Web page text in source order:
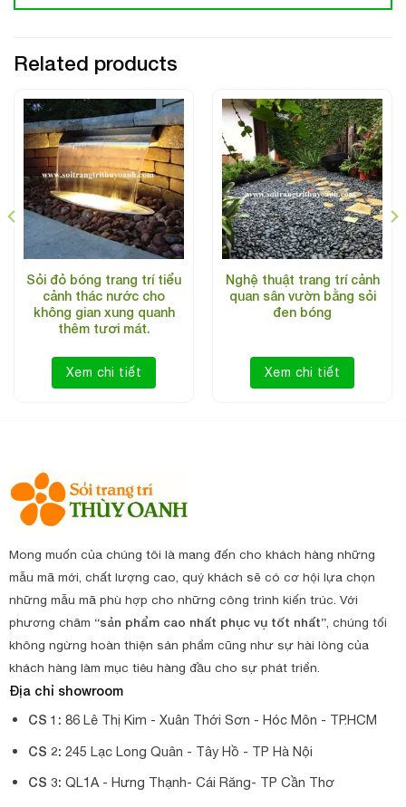
Related products
Sỏi đỏ bóng trang trí tiểu
cảnh thác nước cho
không gian xung quanh
thêm tươi mát.
Xem chi tiết
Nghệ thuật trang trí cảnh
quan sân vườn bằng sỏi
đen bóng
Xem chi tiết
Mong muốn của chúng tôi là mang đến cho khách hàng những
mẫu mã mới, chất lượng cao, quý khách sẽ có cơ hội lựa chọn
những mẫu mã phù hợp cho những công trình kiến trúc. Với
phương châm “sản phẩm cao nhất phục vụ tốt nhất”, chúng tối
không ngừng hoàn thiện sản phẩm cũng như sự hài lòng của
khách hàng làm mục tiêu hàng đầu cho sự phát triển.
Địa chỉ showroom
CS 1: 86 Lê Thị Kim - Xuân Thới Sơn - Hóc Môn - TP.HCM
CS 2: 245 Lạc Long Quân - Tây Hồ - TP Hà Nội
CS 3: QL1A - Hưng Thạnh- Cái Răng- TP Cần Thơ